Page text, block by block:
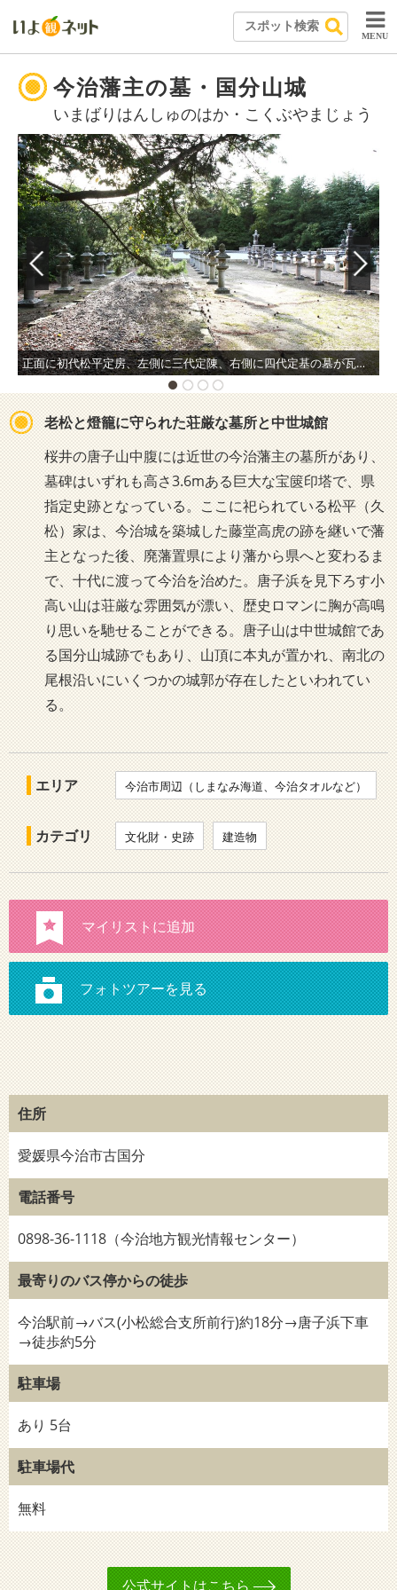
MENU
今治藩主の墓・国分山城
いまばりはんしゅのはか・こくぶやまじょう
正面に初代松平定房、左側に三代定陳、右側に四代定基の墓が瓦茸土堀に囲まれて並ぶ広々とした場所。
老松と燈籠に守られた荘厳な墓所と中世城館
桜井の唐子山中腹には近世の今治藩主の墓所があり、
墓碑はいずれも高さ3.6mある巨大な宝篋印塔で、県
指定史跡となっている。ここに祀られている松平（久
松）家は、今治城を築城した藤堂高虎の跡を継いで藩
主となった後、廃藩置県により藩から県へと変わるま
で、十代に渡って今治を治めた。唐子浜を見下ろす小
高い山は荘厳な雰囲気が漂い、歴史ロマンに胸が高鳴
り思いを馳せることができる。唐子山は中世城館であ
る国分山城跡でもあり、山頂に本丸が置かれ、南北の
尾根沿いにいくつかの城郭が存在したといわれてい
る。
エリア 今治市周辺（しまなみ海道、今治タオルなど）
カテゴリ 文化財・史跡 建造物
住所
愛媛県今治市古国分
電話番号
0898-36-1118（今治地方観光情報センター）
最寄りのバス停からの徒歩
今治駅前→バス(小松総合支所前行)約18分→唐子浜下車
→徒歩約5分
駐車場
あり 5台
駐車場代
無料
公式サイトはこちら